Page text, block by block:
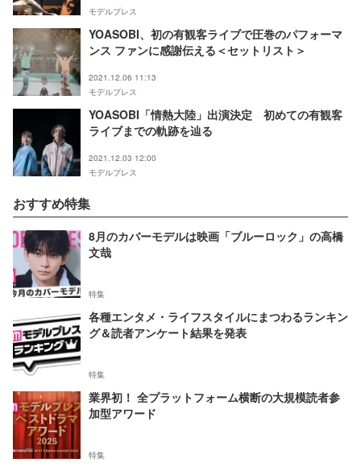
モデルプレス
YOASOBI、初の有観客ライブで圧巻のパフォーマ
ンス ファンに感謝伝える＜セットリスト＞
2021.12.06 11:13
モデルプレス
YOASOBI「情熱大陸」出演決定 初めての有観客
ライブまでの軌跡を辿る
2021.12.03 12:00
モデルプレス
おすすめ特集
8月のカバーモデルは映画「ブルーロック」の高橋
文哉
特集
各種エンタメ・ライフスタイルにまつわるランキン
グ＆読者アンケート結果を発表
特集
業界初！ 全プラットフォーム横断の大規模読者参
加型アワード
特集